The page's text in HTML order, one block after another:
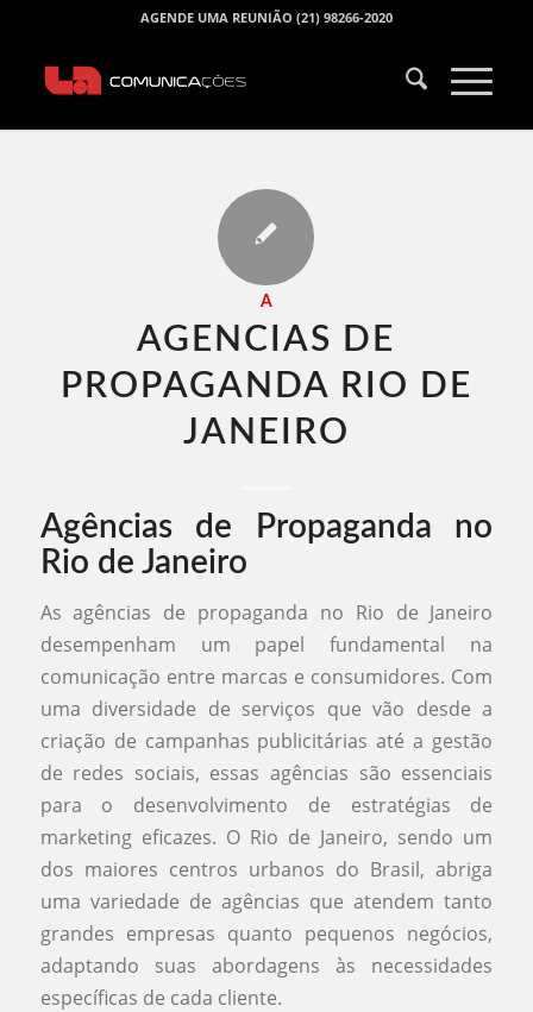
AGENDE UMA REUNIÃO (21) 98266-2020
A
AGENCIAS DE
PROPAGANDA RIO DE
JANEIRO​
Agências de Propaganda no
Rio de Janeiro
As agências de propaganda no Rio de Janeiro
desempenham um papel fundamental na
comunicação entre marcas e consumidores. Com
uma diversidade de serviços que vão desde a
criação de campanhas publicitárias até a gestão
de redes sociais, essas agências são essenciais
para o desenvolvimento de estratégias de
marketing eficazes. O Rio de Janeiro, sendo um
dos maiores centros urbanos do Brasil, abriga
uma variedade de agências que atendem tanto
grandes empresas quanto pequenos negócios,
adaptando suas abordagens às necessidades
específicas de cada cliente.